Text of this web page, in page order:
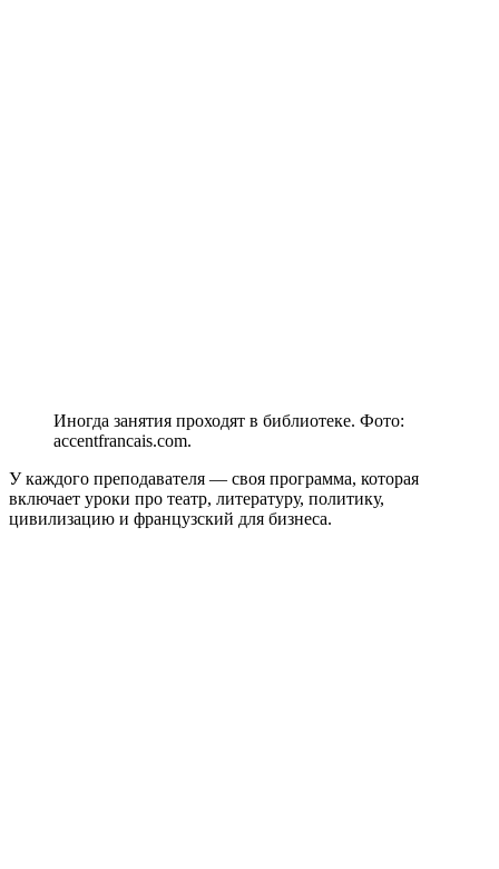
Иногда занятия проходят в библиотеке. Фото:
accentfrancais.com.
У каждого преподавателя — своя программа, которая
включает уроки про театр, литературу, политику,
цивилизацию и французский для бизнеса.